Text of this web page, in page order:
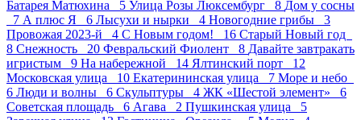
Батарея Матюхина 5 Улица Розы Люксембург 8 Дом у сосны
7 А плюс Я 6 Лысухи и нырки 4 Новогодние грибы 3
Провожая 2023-й 4 С Новым годом! 16 Старый Новый год
8 Снежность 20 Февральский Фиолент 8 Давайте завтракать
игристым 9 На набережной 14 Ялтинский порт 12
Московская улица 10 Екатерининская улица 7 Море и небо
6 Люди и волны 6 Скульптуры 4 ЖК «Шестой элемент» 6
Советская площадь 6 Агава 2 Пушкинская улица 5